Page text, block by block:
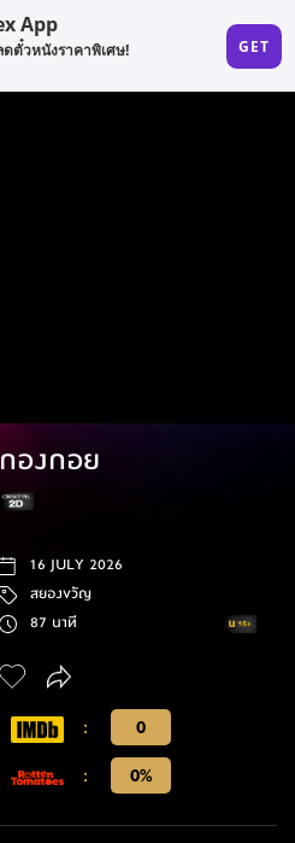
กองกอย
16 JULY 2026
สยองขวัญ
87 นาที
:
0
:
0%